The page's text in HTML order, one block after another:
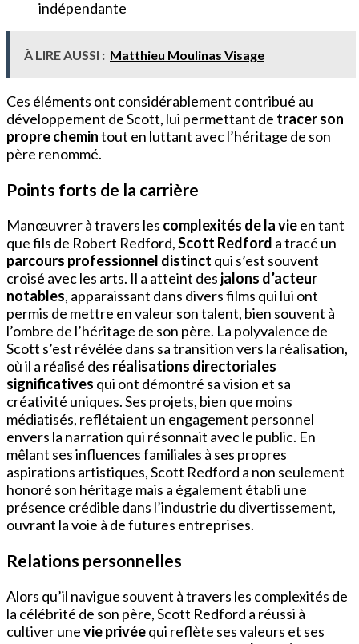
indépendante
À LIRE AUSSI : Matthieu Moulinas Visage
Ces éléments ont considérablement contribué au
développement de Scott, lui permettant de tracer son
propre chemintout en luttant avec l’héritage de son
père renommé.
Points forts de la carrière
Manœuvrer à travers les complexités de la vieen tant
que fils de Robert Redford,Scott Redford a tracé un
parcours professionnel distinct qui s’est souvent
croisé avec les arts. Il a atteint des jalons d’acteur
notables, apparaissant dans divers films qui lui ont
permis de mettre en valeur son talent, bien souvent à
l’ombre de l’héritage de son père. La polyvalence de
Scott s’est révélée dans sa transition vers la réalisation,
où il a réalisé des réalisations directoriales
significatives qui ont démontré sa vision et sa
créativité uniques. Ses projets, bien que moins
médiatisés, reflétaient un engagement personnel
envers la narration qui résonnait avec le public. En
mêlant ses influences familiales à ses propres
aspirations artistiques, Scott Redford a non seulement
honoré son héritage mais a également établi une
présence crédible dans l’industrie du divertissement,
ouvrant la voie à de futures entreprises.
Relations personnelles
Alors qu’il navigue souvent à travers les complexités de
la célébrité de son père, Scott Redford a réussi à
cultiver unevie privéequi reflète ses valeurs et ses